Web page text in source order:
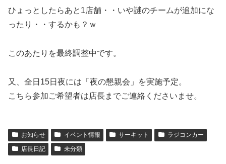
ひょっとしたらあと1店舗・・いや謎のチームが追加にな
ったり・・するかも？ｗ
このあたりを最終調整中です。
又、全日15日夜には「夜の懇親会」を実施予定。
こちら参加ご希望者は店長までご連絡くださいませ。
お知らせ イベント情報 サーキット
ラジコンカー
店長日記
未分類